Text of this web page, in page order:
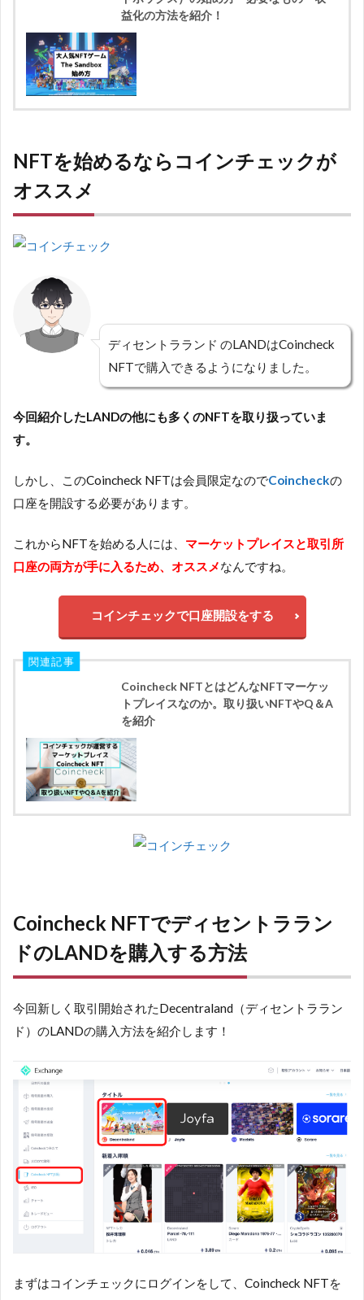
益化の方法を紹介！
NFTを始めるならコインチェックが
オススメ
ディセントラランド のLANDはCoincheck
NFTで購入できるようになりました。
今回紹介したLANDの他にも多くのNFTを取り扱っていま
す。
しかし、このCoincheck NFTは会員限定なのでCoincheckの
口座を開設する必要があります。
これからNFTを始める人には、 マーケットプレイスと取引所
口座の両方が手に入るため、オススメなんですね。
コインチェックで口座開設をする
関連記事
Coincheck NFTとはどんなNFTマーケッ
トプレイスなのか。取り扱いNFTやQ＆A
を紹介
Coincheck NFTでディセントララン
ドのLANDを購入する方法
今回新しく取引開始されたDecentraland（ディセントララン
ド）のLANDの購入方法を紹介します！
まずはコインチェックにログインをして、Coincheck NFTを